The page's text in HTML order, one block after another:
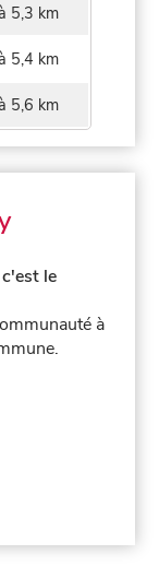
5,3 km
5,4 km
5,6 km
le
à